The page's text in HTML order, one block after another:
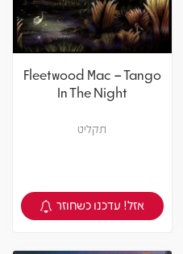
Fleetwood Mac – Tango
In The Night
תקליט
צפיה במוצר
אזל! עדכנו כשחוזר